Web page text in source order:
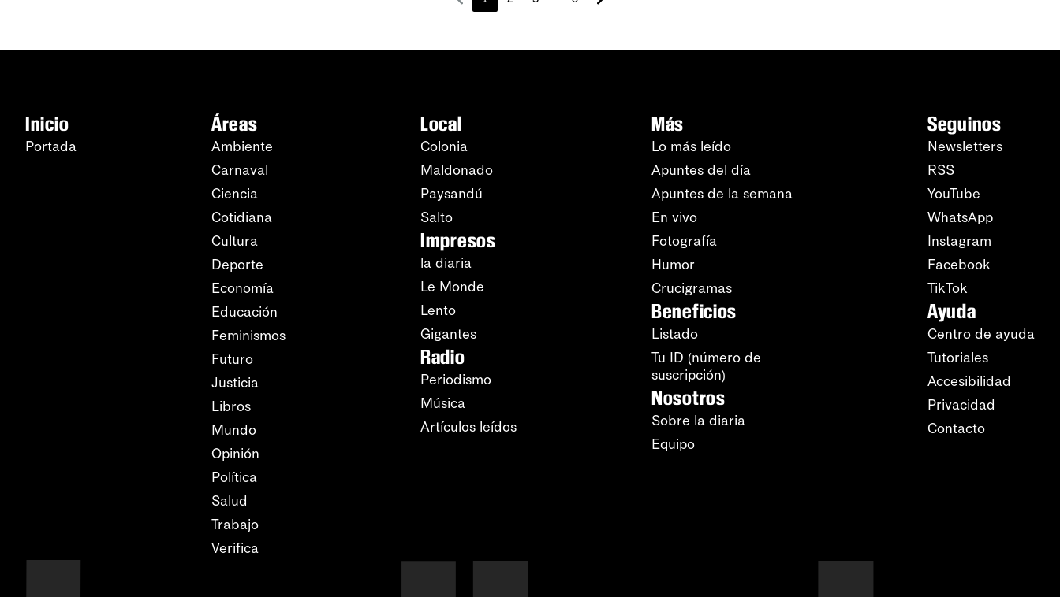
Inicio
Portada
Áreas
Ambiente
Carnaval
Ciencia
Cotidiana
Cultura
Deporte
Economía
Educación
Feminismos
Futuro
Justicia
Libros
Mundo
Opinión
Política
Salud
Trabajo
Verifica
Local
Colonia
Maldonado
Paysandú
Salto
Impresos
la diaria
Le Monde
Lento
Gigantes
Radio
Periodismo
Música
Artículos leídos
Más
Lo más leído
Apuntes del día
Apuntes de la semana
En vivo
Fotografía
Humor
Crucigramas
Beneficios
Listado
Tu ID (número de
suscripción)
Nosotros
Sobre la diaria
Equipo
Seguinos
Newsletters
RSS
YouTube
WhatsApp
Instagram
Facebook
TikTok
Ayuda
Centro de ayuda
Tutoriales
Accesibilidad
Privacidad
Contacto